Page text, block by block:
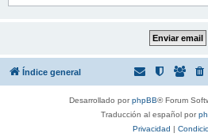
Índice general
Desarrollado porphpBB® Forum
Traducción al español por
Privacidad |